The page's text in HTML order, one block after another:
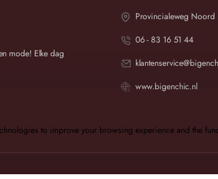
to improve your browsing experience and the
mode! Elke dag
Provincialeweg
06 - 83 16 51 44
www.bigenchic.nl